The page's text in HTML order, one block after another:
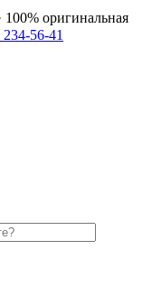
100% оригинальная
56-41